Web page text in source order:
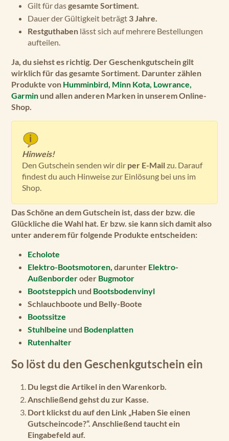
Gilt für dasgesamte Sortiment.
Dauer der Gültigkeit beträgt 3 Jahre.
Restguthaben lässt sich auf mehrere Bestellungen
aufteilen.
Ja, du siehst es richtig. Der Geschenkgutschein gilt
wirklich für das gesamte Sortiment. Darunter zählen
Produkte von Humminbird, Minn Kota, Lowrance,
Garmin und allen anderen Marken in unserem Online-
Shop.
Hinweis!
Den Gutschein senden wir dir per E-Mailzu. Darauf
findest du auch Hinweise zur Einlösung bei uns im
Shop.
Das Schöne an dem Gutschein ist, dass der bzw. die
Glückliche die Wahl hat. Er bzw. sie kann sich damit also
unter anderem für folgende Produkte entscheiden:
Echolote
Elektro-Bootsmotoren, darunter Elektro-
Außenborderoder Bugmotor
Bootsteppich und Bootsbodenvinyl
Schlauchboote und Belly-Boote
Bootssitze
Stuhlbeine und Bodenplatten
Rutenhalter
So löst du den Geschenkgutschein ein
Du legst die Artikel in den Warenkorb.
Anschließend gehst du zur Kasse.
Dort klickst du auf den Link „Haben Sie einen
Gutscheincode?“. Anschließend taucht ein
Eingabefeld auf.